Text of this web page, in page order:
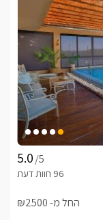
/5
החל מ- ₪2500